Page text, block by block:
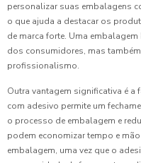
personalizar suas embalagens
o que ajuda a destacar os
de marca forte. Uma
dos consumidores, mas
profissionalismo.
Outra vantagem significativa é
com adesivo permite um
o processo de embalagem e
podem economizar tempo e
embalagem, uma vez que o